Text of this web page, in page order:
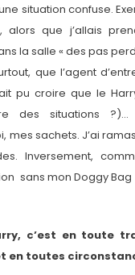
situation confuse.
alors que j’allais
la salle « des pas
que l’agent
pu croire que le
des situations ?)…
mes sachets. J’ai
Inversement,
sans mon Doggy
c’est en toute
en toutes